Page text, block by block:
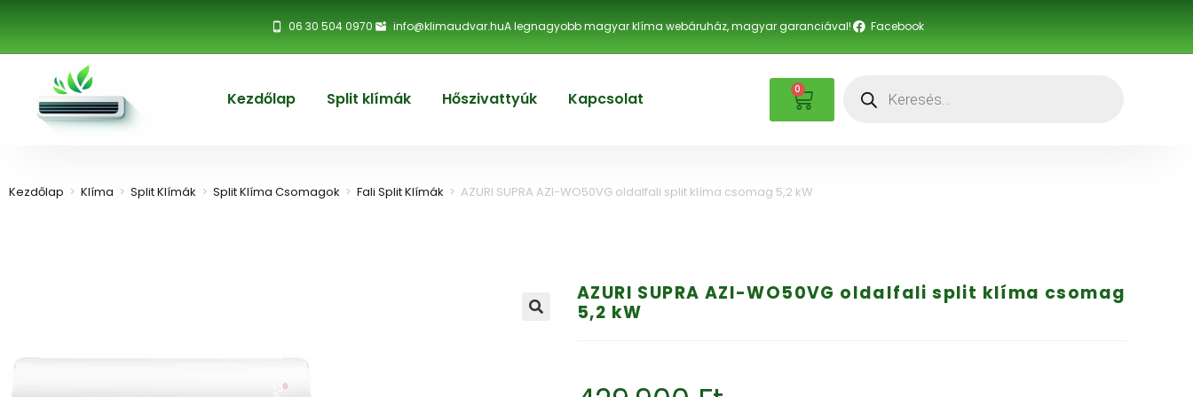
06 30 504 0970 info@klimaudvar.huA legnagyobb magyar klíma webáruház, magyar garanciával! Facebook
Kezdőlap Split klímák Hőszivattyúk Kapcsolat 0
Kezdőlap > Klíma > Split Klímák > Split Klíma Csomagok > Fali Split Klímák > AZURI SUPRA AZI-WO50VG oldalfali split klíma csomag 5,2 kW
AZURI SUPRA AZI-WO50VG oldalfali split klíma csomag
5,2 kW